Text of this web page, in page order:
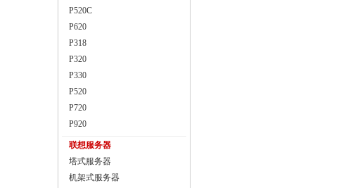
P520C
P620
P318
P320
P330
P520
P720
P920
联想服务器
塔式服务器
机架式服务器